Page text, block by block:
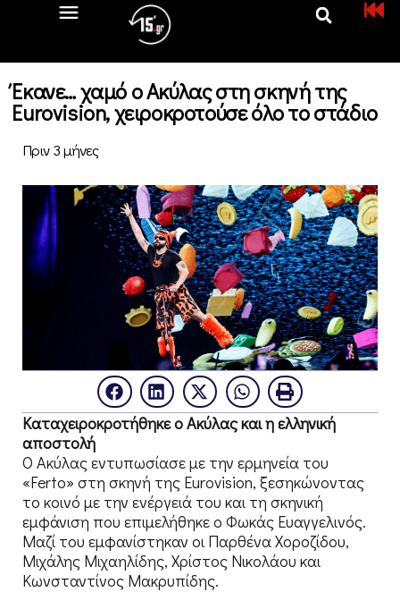
Έκανε… χαμό ο Ακύλας στη σκηνή της
Eurovision, χειροκροτούσε όλο το στάδιο
Πριν 3 μήνες
Καταχειροκροτήθηκε ο Ακύλας και η ελληνική
αποστολή
Ο Ακύλας εντυπωσίασε με την ερμηνεία του
«Ferto» στη σκηνή της Eurovision, ξεσηκώνοντας
το κοινό με την ενέργειά του και τη σκηνική
εμφάνιση που επιμελήθηκε ο Φωκάς Ευαγγελινός.
Μαζί του εμφανίστηκαν οι Παρθένα Χοροζίδου,
Μιχάλης Μιχαηλίδης, Χρίστος Νικολάου και
Κωνσταντίνος Μακρυπίδης.